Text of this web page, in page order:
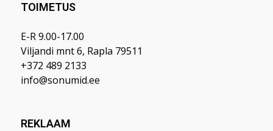
TOIMETUS
E-R 9.00-17.00
Viljandi mnt 6, Rapla 79511
+372 489 2133
info@sonumid.ee
REKLAAM